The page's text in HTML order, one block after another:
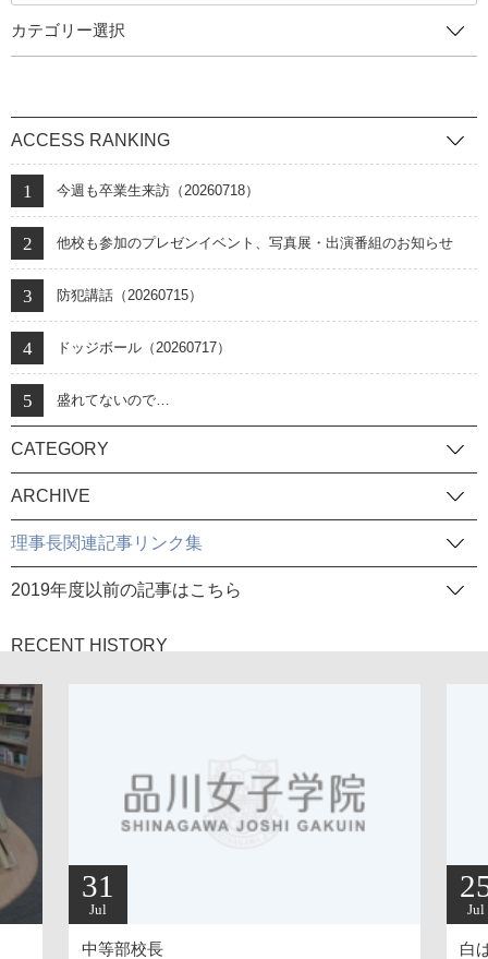
カテゴリー選択
ACCESS RANKING
今週も卒業生来訪（20260718）
他校も参加のプレゼンイベント、写真展・出演番組のお知らせ
防犯講話（20260715）
ドッジボール（20260717）
盛れてないので…
CATEGORY
ARCHIVE
理事長関連記事リンク集
2019年度以前の記事はこちら
RECENT HISTORY
31
Jul
中等部校長
Jul
白